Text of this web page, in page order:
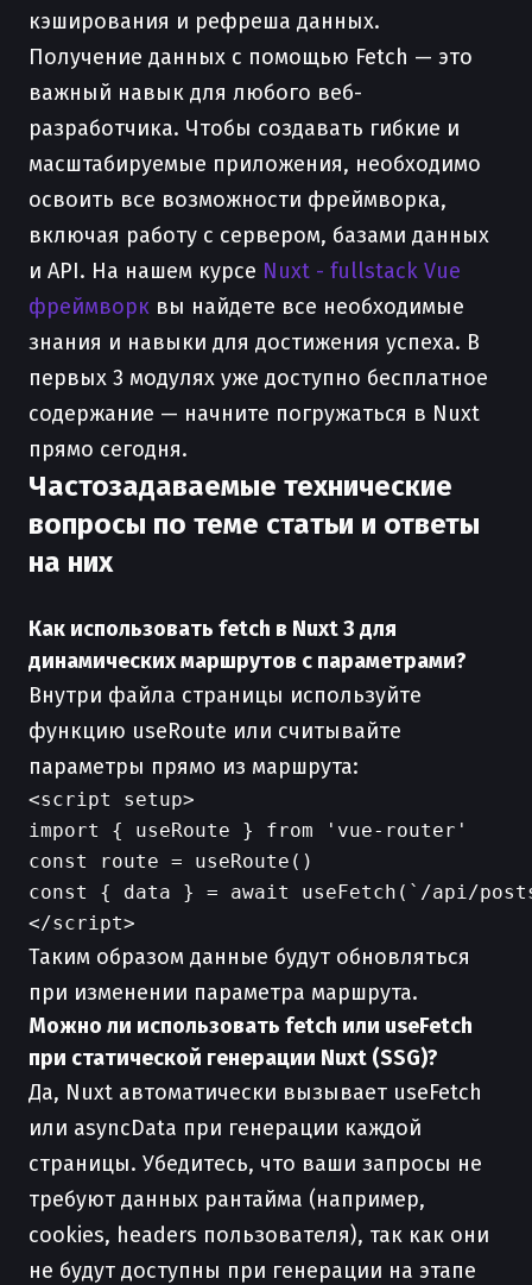
кэширования и рефреша данных.
Получение данных с помощью Fetch — это
важный навык для любого веб-
разработчика. Чтобы создавать гибкие и
масштабируемые приложения, необходимо
освоить все возможности фреймворка,
включая работу с сервером, базами данных
и API. На нашем курсе Nuxt - fullstack Vue
фреймворк вы найдете все необходимые
знания и навыки для достижения успеха. В
первых 3 модулях уже доступно бесплатное
содержание — начните погружаться в Nuxt
прямо сегодня.
Частозадаваемые технические
вопросы по теме статьи и ответы
на них
Как использовать fetch в Nuxt 3 для
динамических маршрутов с параметрами?
Внутри файла страницы используйте
функцию useRoute или считывайте
параметры прямо из маршрута:
<script setup>
import { useRoute } from 'vue-router'
const route = useRoute()
const { data } = await useFetch(`/api/
Таким образом данные будут обновляться
при изменении параметра маршрута.
Можно ли использовать fetch или useFetch
при статической генерации Nuxt (SSG)?
Да, Nuxt автоматически вызывает useFetch
или asyncData при генерации каждой
страницы. Убедитесь, что ваши запросы не
требуют данных рантайма (например,
cookies, headers пользователя), так как они
не будут доступны при генерации на этапе